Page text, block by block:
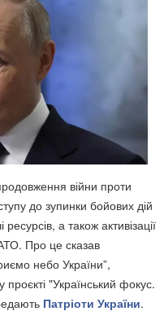
війни проти
до зупинки бойових дій
а також активізації
Про це сказав
небо України”,
"Український фокус.
Патріоти України.